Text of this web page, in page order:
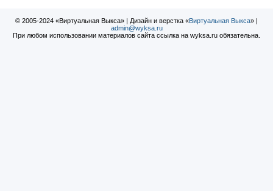
© 2005-2024 «Виртуальная Выкса» | Дизайн и верстка «Виртуальная Выкса» |
admin@wyksa.ru
При любом использовании материалов сайта ссылка на wyksa.ru обязательна.